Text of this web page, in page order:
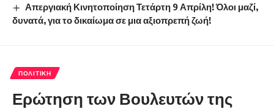
Απεργιακή Κινητοποίηση Τετάρτη 9 Απρίλη! Όλοι μαζί,
δυνατά, για το δικαίωμα σε μια αξιοπρεπή ζωή!
ΠΟΛΙΤΙΚΉ
Ερώτηση των Βουλευτών της